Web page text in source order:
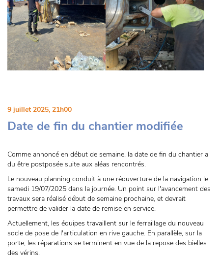
9 juillet 2025, 21h00
Date de fin du chantier modifiée
Comme annoncé en début de semaine, la date de fin du chantier a
du être postposée suite aux aléas rencontrés.
Le nouveau planning conduit à une réouverture de la navigation le
samedi 19/07/2025 dans la journée. Un point sur l'avancement des
travaux sera réalisé début de semaine prochaine, et devrait
permettre de valider la date de remise en service.
Actuellement, les équipes travaillent sur le ferraillage du nouveau
socle de pose de l'articulation en rive gauche. En parallèle, sur la
porte, les réparations se terminent en vue de la repose des bielles
des vérins.